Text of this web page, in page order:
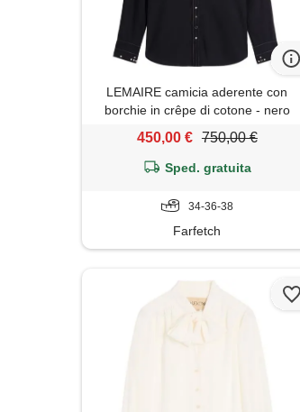
LEMAIRE camicia aderente con
borchie in crêpe di cotone - nero
450,00 € 750,00 €
Sped. gratuita
34-36-38
Farfetch